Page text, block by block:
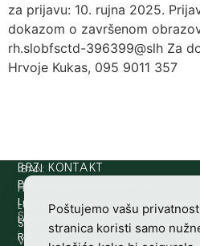
za prijavu: 10. rujna 2025.
dokazom o završenom
rh.slobfsctd-396399@slh Za
Hrvoje Kukas, 095 9011 357
HRVATSKI
LOVAČKI
SAVEZ
Vladimira
IBAN:
HR8124020061100501497
SWIFT/BIC
:
BRZI KONTAKT
Prijava štete:
Lovne iskaznice:
@acinzaksi
Lovno osposobljavanje:
@ofni
Redakcija/ digitalni mediji:
Poštujemo vašu
stranica koristi samo